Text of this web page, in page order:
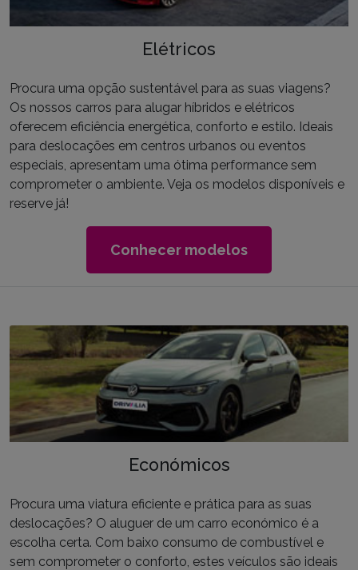
Elétricos
Procura uma opção sustentável para as suas viagens?
Os nossos carros para alugar híbridos e elétricos
oferecem eficiência energética, conforto e estilo. Ideais
para deslocações em centros urbanos ou eventos
especiais, apresentam uma ótima performance sem
comprometer o ambiente. Veja os modelos disponíveis e
reserve já!
Conhecer modelos
Económicos
Procura uma viatura eficiente e prática para as suas
deslocações? O aluguer de um carro económico é a
escolha certa. Com baixo consumo de combustível e
sem comprometer o conforto, estes veículos são ideais